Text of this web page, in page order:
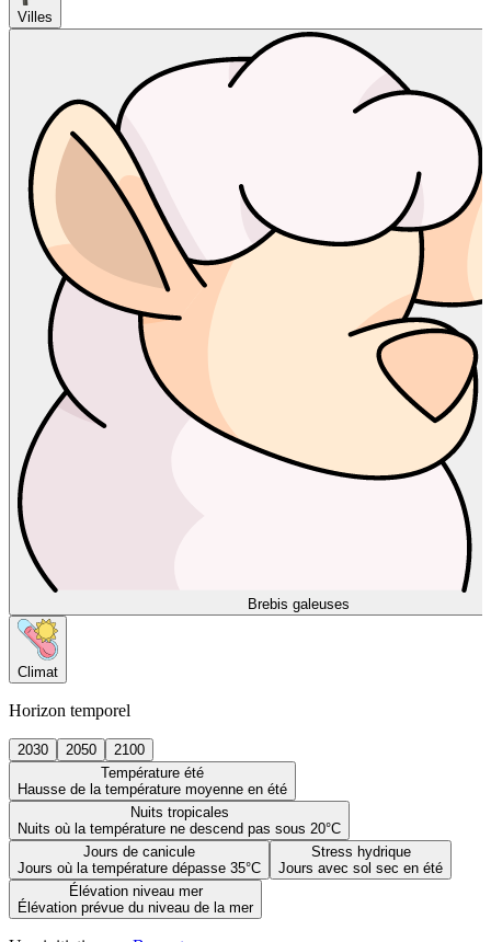
Villes
Brebis galeuses
Climat
Horizon temporel
2030 2050
2100
Température été
Hausse de la température moyenne en été
Nuits tropicales
Nuits où la température ne descend pas sous 20°C
Jours de canicule
Jours où la température dépasse 35°C
Stress hydrique
Jours avec sol sec en été
Élévation niveau mer
Élévation prévue du niveau de la mer